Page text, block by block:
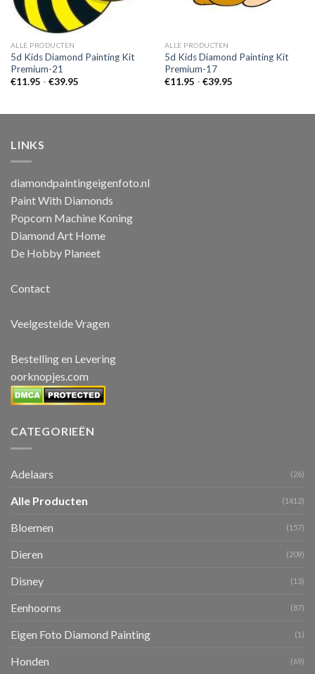
ALLE PRODUCTEN
5d Kids Diamond Painting Kit
Premium-21
€11.95 - €39.95Prijsklasse:
ALLE PRODUCTEN
5d Kids Diamond Painting Kit
Premium-17
€11.95 - €39.95Prijsklasse:
LINKS
diamondpaintingeigenfoto.nl
Paint With Diamonds
Popcorn Machine Koning
Diamond Art Home
De Hobby Planeet
Contact
Veelgestelde Vragen
Bestelling en Levering
oorknopjes.com
CATEGORIEËN
Adelaars (26)
Alle Producten (1412)
Bloemen (157)
Dieren (209)
Disney (13)
Eenhoorns (87)
Eigen Foto Diamond Painting (1)
Honden (69)